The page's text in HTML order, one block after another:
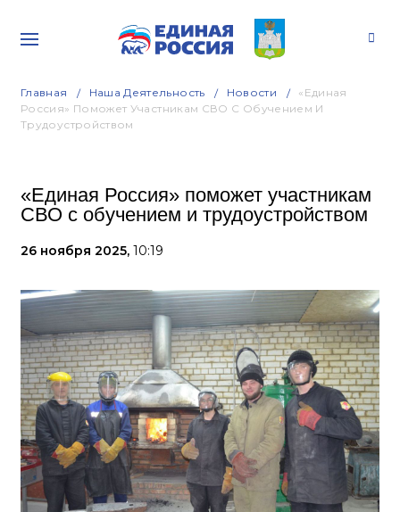
Главная Наша Деятельность Новости
«Единая
Россия» Поможет Участникам СВО С Обучением И
Трудоустройством
«Единая Россия» поможет участникам
СВО с обучением и трудоустройством
26 ноября 2025, 10:19